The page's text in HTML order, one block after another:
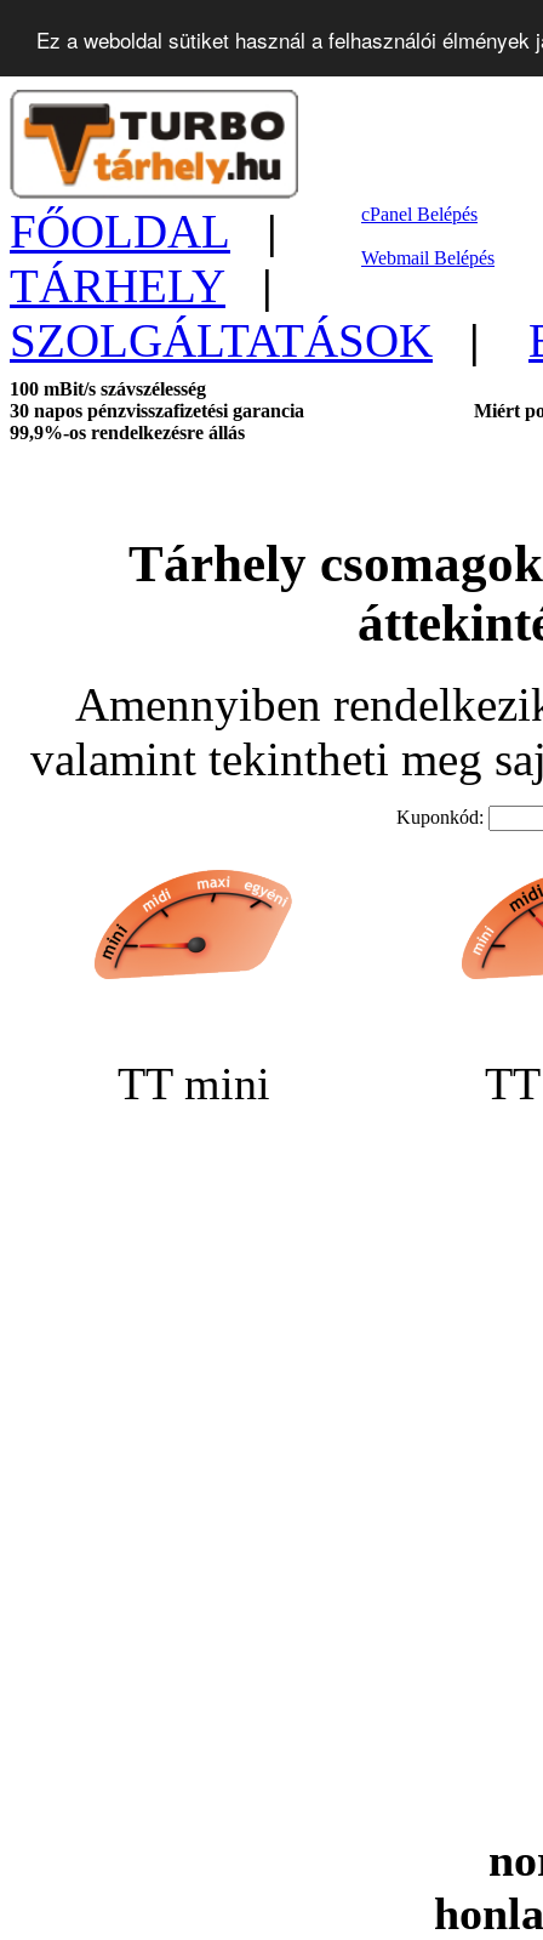
Ez a weboldal sütiket használ a felhasználói
cPanel Belépés
Webmail Belépés
FŐOLDAL |
TÁRHELY |
SZOLGÁLTATÁSOK |
100 mBit/s szávszélesség
30 napos pénzvisszafizetési garancia
99,9%-os rendelkezésre állás
Miért
Tárhely
Amennyiben
valamint tekintheti meg
Kuponkód:
TT mini